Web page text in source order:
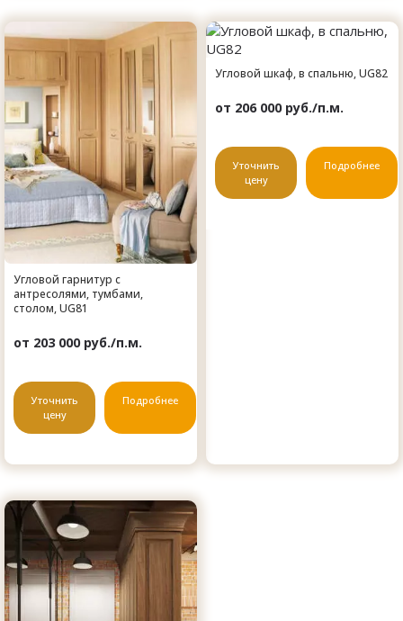
Угловой гарнитур с
антресолями, тумбами,
столом, UG81
от 203 000 руб./п.м.
Уточнить
цену
Подробнее
Угловой шкаф, в спальню, UG82
от 206 000 руб./п.м.
Уточнить
цену
Подробнее